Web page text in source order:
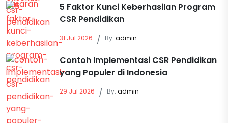
5 Faktor Kunci Keberhasilan Program
CSR Pendidikan
31 Jul 2026 / By: admin
Contoh Implementasi CSR Pendidikan
yang Populer di Indonesia
29 Jul 2026 / By: admin